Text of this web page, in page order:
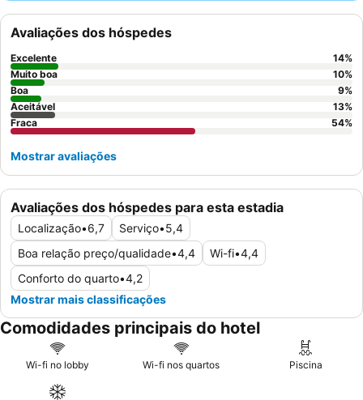
inconsistências. Para uma estadia mais confortável, considere
perguntar sobre os quartos recentemente renovados.
Avaliações dos hóspedes para esta estadia
Localização•6,7 Serviço•5,4
Boa relação preço/qualidade•4,4 Wi-fi•4,4
Conforto do quarto•4,2
Mostrar mais classificações
Avaliações dos hóspedes
Excelente 14%
Muito boa
10%
Boa
9%
Aceitável
13%
Fraca
54%
Mostrar avaliações
Comodidades principais do hotel
Wi-fi no lobby Wi-fi nos quartos Piscina